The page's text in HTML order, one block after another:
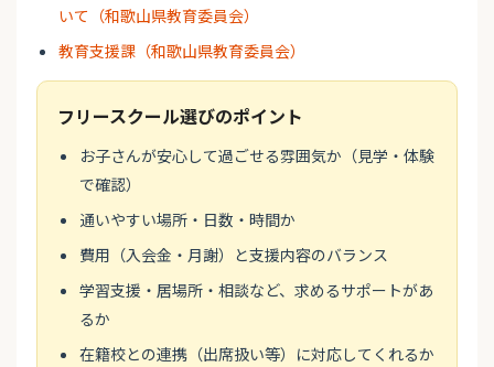
いて（和歌山県教育委員会）
教育支援課（和歌山県教育委員会）
フリースクール選びのポイント
お子さんが安心して過ごせる雰囲気か（見学・体験
で確認）
通いやすい場所・日数・時間か
費用（入会金・月謝）と支援内容のバランス
学習支援・居場所・相談など、求めるサポートがあ
るか
在籍校との連携（出席扱い等）に対応してくれるか